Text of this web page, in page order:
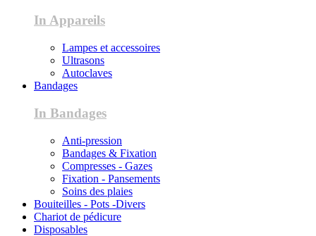
In Appareils
Lampes et accessoires
Ultrasons
Autoclaves
Bandages
In Bandages
Anti-pression
Bandages & Fixation
Compresses - Gazes
Fixation - Pansements
Soins des plaies
Bouiteilles - Pots -Divers
Chariot de pédicure
Disposables